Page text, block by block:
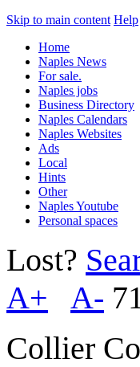
Skip to main content Help
Home
Naples News
For sale.
Naples jobs
Business Directory
Naples Calendars
Naples Websites
Ads
Local
Hints
Other
Naples Youtube
Personal spaces
Lost?
A+
A-
Collier